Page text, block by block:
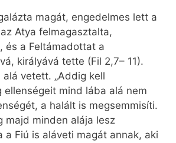
magát, engedelmes lett a
Atya felmagasztalta,
és a Feltámadottat a
királyává tette (Fil 2,7– 11).
vetett. „Addig kell
ellenségeit mind lába alá nem
a halált is megsemmisíti.
majd minden alája lesz
a Fiú is aláveti magát annak, aki